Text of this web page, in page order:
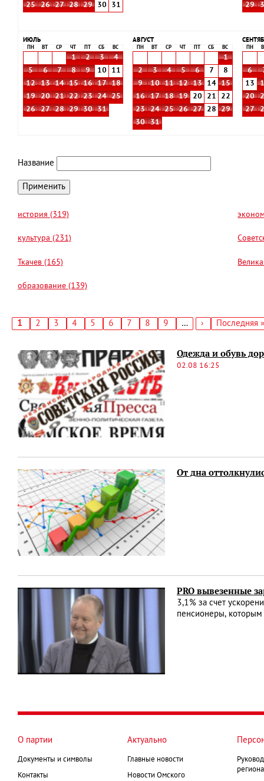
25
26 27 28 29 30 31
29
ИЮЛЬ
ПН ВТ СР ЧТ СБ ВС
1 2 3
4
5
6 7 8 9 10
11
12
13 14 15 16 17
18
19
20 21 22 23 24
25
26
27 28 29 30 31
АВГУСТ
ПН ВТ СР ЧТ СБ ВС
1
2
3 4 5 6 7
8
9
10 11 12 13 14
15
16
17 18 19 20 21
22
23
24 25 26 27 28
29
30
31
ПН
6
13
20
27
Название
история (319)
культура (231)
Ткачев (165)
образование (139)
Текущая
1 Страница
2 Страница
3 Страница
4 Страница
5 Страница
6 Страница
7 Страница
8 Страница
9 …
Следующая
›
Последняя
Последняя »
Одежда и обувь
02.08 16:25
От дна
PRO вывезенные
3,1% за счет
пенсионеры, которым
О партии
Документы и символы
Контакты
Актуально
Главные новости
Новости Омского